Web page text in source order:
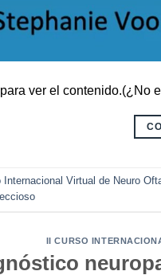
ver el contenido.(¿No
Internacional Virtual de Neuro
II CURSO